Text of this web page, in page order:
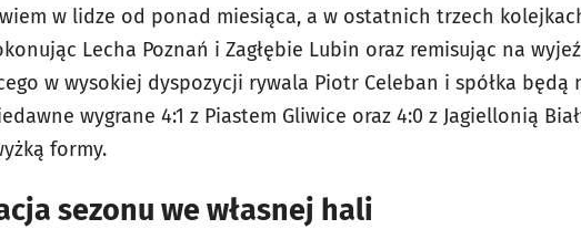
w lidze od ponad miesiąca, a w ostatnich trzech
Lecha Poznań i Zagłębie Lubin oraz remisując na
w wysokiej dyspozycji rywala Piotr Celeban i spółka będą
wygrane 4:1 z Piastem Gliwice oraz 4:0 z Jagiellonią
formy.
sezonu we własnej hali